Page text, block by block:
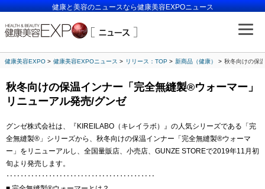
健康と美容のニュースなら健康美容EXPOニュース
健康美容EXPO 健康美容EXPOニュース リリース：TOP 新商品（健康） 秋冬向けの保
秋冬向けの保温インナー「完全無縫製®ウォーマー」
リニューアル発売/グンゼ
グンゼ株式会社は、『KIREILABO（キレイラボ）』の人気シリーズである「完
全無縫製®」シリーズから、秋冬向けの保温インナー「完全無縫製®ウォーマ
ー」をリニューアルし、全国量販店、小売店、GUNZE STOREで2019年11月初
旬より発売します。
‥‥‥‥‥‥‥‥‥‥‥‥‥‥‥‥‥‥‥‥‥